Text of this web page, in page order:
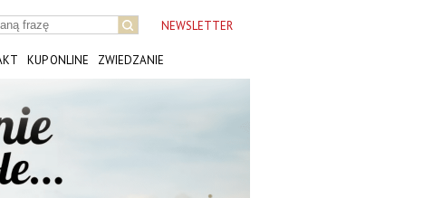
NEWSLETTER
KUP ONLINE ZWIEDZANIE